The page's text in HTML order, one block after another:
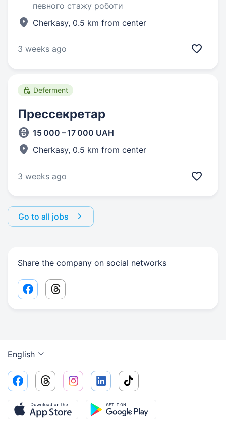
певного стажу роботи
Cherkasy, 0.5 km from center
3 weeks ago
Deferment
Прессекретар
15 000 – 17 000 UAH
Cherkasy, 0.5 km from center
3 weeks ago
Go to all jobs
Share the company on social networks
Facebook share link
Threads share link
English